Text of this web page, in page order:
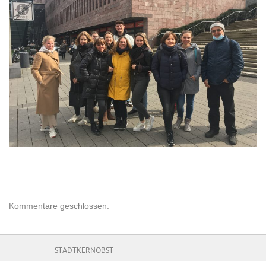
Kommentare geschlossen.
STADTKERNOBST